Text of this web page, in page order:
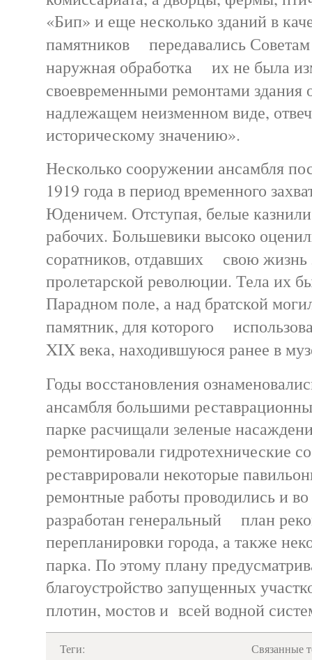
«Бип» и еще несколько зданий в
памятников передавались
наружная обработка их не была
своевременными ремонтами
надлежащем неизменном виде,
историческому значению».
Несколько сооружении ансамбля
1919 года в период временного
Юденичем. Отступая, белые
рабочих. Большевики высоко
соратников, отдавших свою жизнь
пролетарской революции. Тела их
Парадном поле, а над братской
памятник, для которого
XIX века, находившуюся ранее в
Годы восстановления
ансамбля большими
парке расчищали зеленые
ремонтировали гидротехнические
реставрировали некоторые
ремонтные работы проводились и
разработан генеральный план
перепланировки города, а также
парка. По этому плану
благоустройство запущенных
плотин, мостов и всей водной
Теги: Связанные